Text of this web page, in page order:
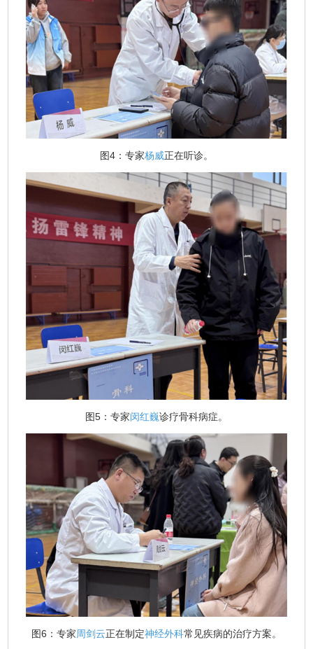
图4：专家杨威正在听诊。
图5：专家闵红巍诊疗骨科病症。
图6：专家周剑云正在制定神经外科常见疾病的治疗方案。